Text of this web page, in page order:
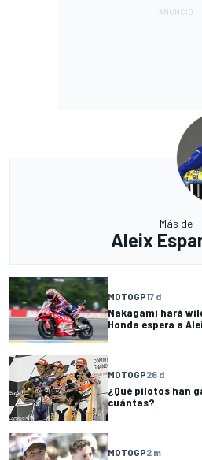
Más de
Aleix
MOTOGP17 d
Nakagami hará
Honda espera a
MOTOGP26 d
¿Qué pilotos han
cuántas?
MOTOGP2 m